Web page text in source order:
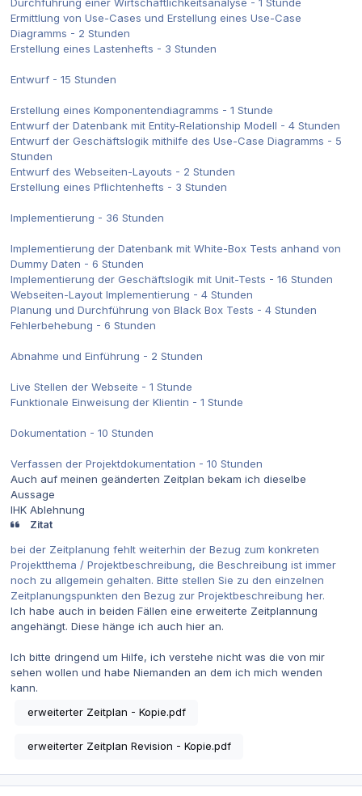
Ermittlung von Use-Cases und Erstellung eines Use-Case
Diagramms - 2 Stunden
Erstellung eines Lastenhefts - 3 Stunden
Entwurf - 15 Stunden
Erstellung eines Komponentendiagramms - 1 Stunde
Entwurf der Datenbank mit Entity-Relationship Modell - 4 Stunden
Entwurf der Geschäftslogik mithilfe des Use-Case Diagramms - 5
Stunden
Entwurf des Webseiten-Layouts - 2 Stunden
Erstellung eines Pflichtenhefts - 3 Stunden
Implementierung - 36 Stunden
Implementierung der Datenbank mit White-Box Tests anhand von
Dummy Daten - 6 Stunden
Implementierung der Geschäftslogik mit Unit-Tests - 16 Stunden
Webseiten-Layout Implementierung - 4 Stunden
Planung und Durchführung von Black Box Tests - 4 Stunden
Fehlerbehebung - 6 Stunden
Abnahme und Einführung - 2 Stunden
Live Stellen der Webseite - 1 Stunde
Funktionale Einweisung der Klientin - 1 Stunde
Dokumentation - 10 Stunden
Verfassen der Projektdokumentation - 10 Stunden
Auch auf meinen geänderten Zeitplan bekam ich dieselbe
Aussage
IHK Ablehnung
Zitat
bei der Zeitplanung fehlt weiterhin der Bezug zum konkreten
Projektthema / Projektbeschreibung, die Beschreibung ist immer
noch zu allgemein gehalten. Bitte stellen Sie zu den einzelnen
Zeitplanungspunkten den Bezug zur Projektbeschreibung her.
Ich habe auch in beiden Fällen eine erweiterte Zeitplannung
angehängt. Diese hänge ich auch hier an.
Ich bitte dringend um Hilfe, ich verstehe nicht was die von mir
sehen wollen und habe Niemanden an dem ich mich wenden
kann.
erweiterter Zeitplan - Kopie.pdf
erweiterter Zeitplan Revision - Kopie.pdf